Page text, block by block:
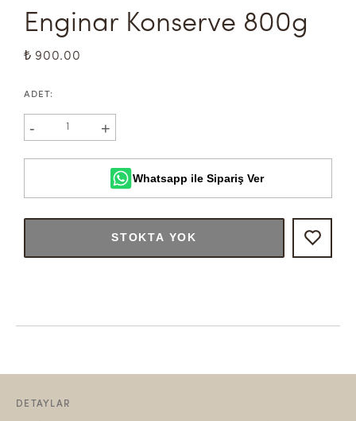
Enginar Konserve 800g
₺ 900.00
ADET:
- 1 +
Whatsapp ile Sipariş Ver
STOKTA YOK
DETAYLAR